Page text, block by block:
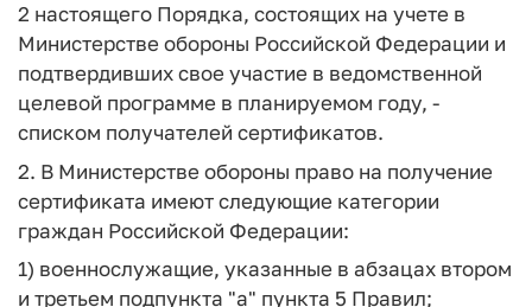
2 настоящего Порядка, состоящих на учете в
Министерстве обороны Российской Федерации и
подтвердивших свое участие в ведомственной
целевой программе в планируемом году, -
списком получателей сертификатов.
2. В Министерстве обороны право на получение
сертификата имеют следующие категории
граждан Российской Федерации:
1) военнослужащие, указанные в абзацах втором
и третьем подпункта "а" пункта 5 Правил;